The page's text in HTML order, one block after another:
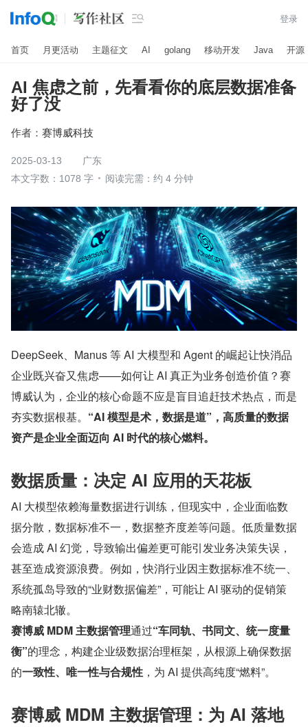
 登录
首页 月更活动 主题征文 AI golang 移动开发 Java 开源
AI 焦虑之前，先看看你的底层数据准备
好了没
作者： 赛博威科技
2025-03-13
广东
本文字数：1078 字
阅读完需：约 4 分钟
DeepSeek、Manus 等 AI 大模型和 Agent 的崛起让快消品
企业既兴奋又焦虑——如何让 AI 真正为业务创造价值？赛
博威认为，企业的核心命题不应是盲目追赶技术热点，而是
夯实数据根基。 “AI 模型是术，数据是道”，高质量的数据
资产是企业全面迈向 AI 时代的核心燃料。
数据质量：决定 AI 应用的天花板
AI 大模型依赖海量数据进行训练，但现实中，企业面临数
据分散，数据标准不一，数据整齐度差等问题。低质量数据
会造成 AI 幻觉，导致输出偏差更可能引发业务决策失误，
甚至造成资源浪费。例如，快消行业因主数据标准不统一、
系统孤岛导致的“业财数据偏差”，可能让 AI 驱动的促销策
略南辕北辙。
赛博威 MDM 主数据管理通过“车同轨、书同文、统一度量
衡”的理念，构建企业级数据治理框架，从根源上确保数据
的一致性、唯一性与合规性 ，为 AI 提供高纯度“燃料”。
赛博威 MDM 主数据管理：为 AI 落地